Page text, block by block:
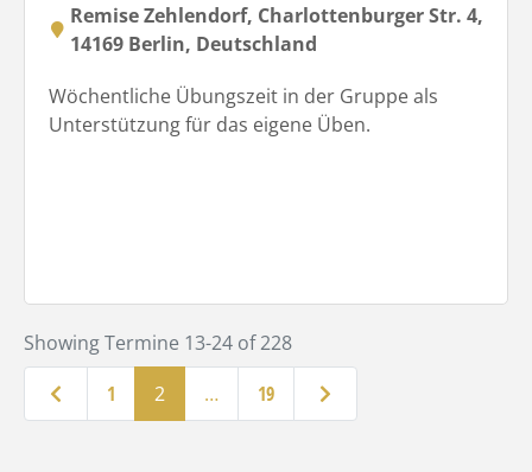
Remise Zehlendorf, Charlottenburger Str. 4,
14169 Berlin, Deutschland
Wöchentliche Übungszeit in der Gruppe als
Unterstützung für das eigene Üben.
Showing Termine 13-24 of 228
Neuere Beiträge
1 2 … 19 Ältere Beiträge